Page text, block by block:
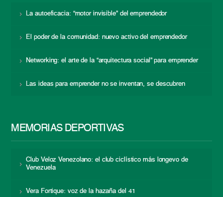
La autoeficacia: “motor invisible” del emprendedor
El poder de la comunidad: nuevo activo del emprendedor
Networking: el arte de la “arquitectura social” para emprender
Las ideas para emprender no se inventan, se descubren
MEMORIAS DEPORTIVAS
Club Veloz Venezolano: el club ciclístico más longevo de
Venezuela
Vera Fortique: voz de la hazaña del 41